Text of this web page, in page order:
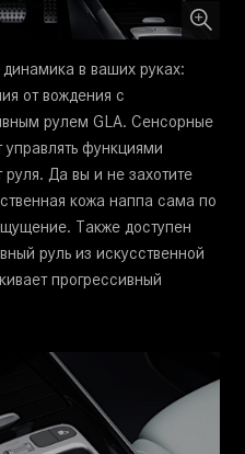
в ваших руках:
от вождения с
рулем GLA. Сенсорные
функциями
руля. Да вы и не захотите
кожа наппа сама по
Также доступен
руль из искусственной
прогрессивный